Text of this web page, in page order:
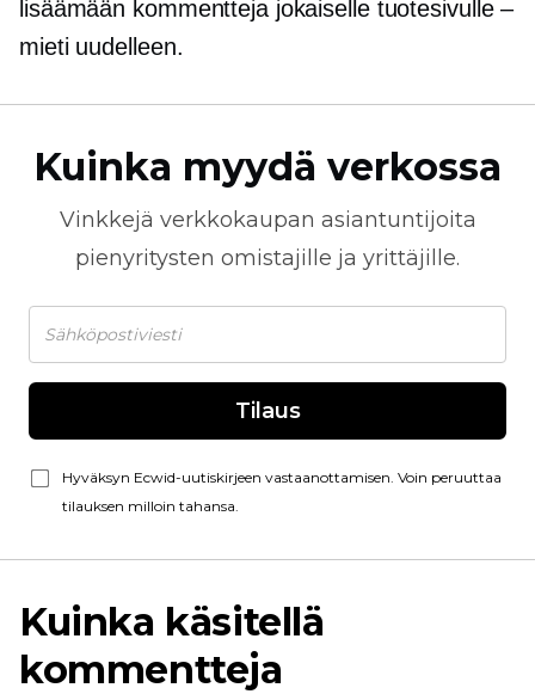
lisäämään kommentteja jokaiselle tuotesivulle –
mieti uudelleen.
Kuinka myydä verkossa
Vinkkejä verkkokaupan asiantuntijoita
pienyritysten omistajille ja yrittäjille.
Tilaus
Hyväksyn Ecwid-uutiskirjeen vastaanottamisen. Voin peruuttaa
tilauksen milloin tahansa.
Kuinka käsitellä
kommentteja